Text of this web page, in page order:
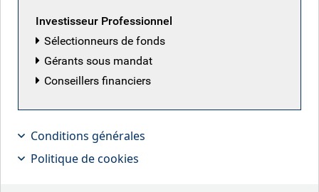
Trump ne mène pas bien sa barque au
Moyen-Orient, tandis que Warsh joue
Points clés:
Investisseur Professionnel
Sélectionneurs de fonds
Gérants sous mandat
Conseillers financiers
Conditions générales
Politique de cookies